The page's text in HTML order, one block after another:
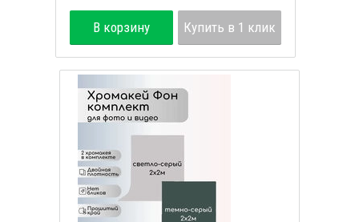
В корзину Купить в 1 клик